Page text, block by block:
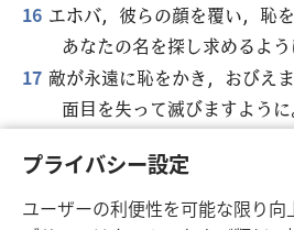
プライバシー設定
ユーザーの利便性を可能な限り向
16 エホバ，彼らの顔を覆い，恥
あなたの名を探し求めるよう
17 敵が永遠に恥をかき，おびえま
面目を失って滅びますように
エホバという名を持つあなた
地球全体を治める至高者で